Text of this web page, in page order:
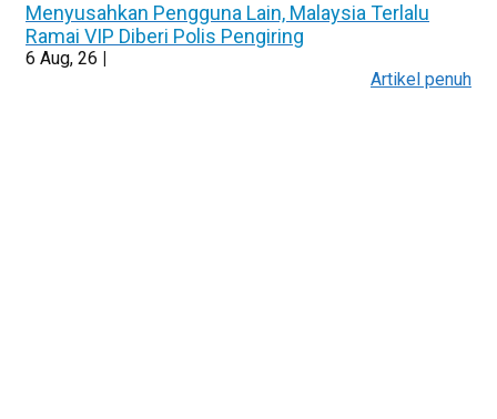
Menyusahkan Pengguna Lain, Malaysia Terlalu
Ramai VIP Diberi Polis Pengiring
6 Aug, 26 |
Artikel penuh